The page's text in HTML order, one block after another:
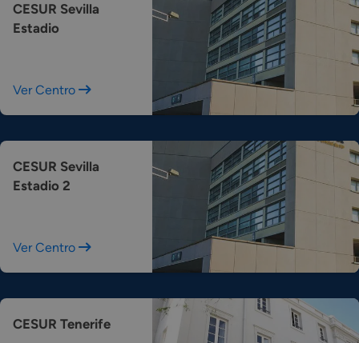
CESUR Sevilla
Estadio
Ver Centro
CESUR Sevilla
Estadio 2
Ver Centro
CESUR Tenerife